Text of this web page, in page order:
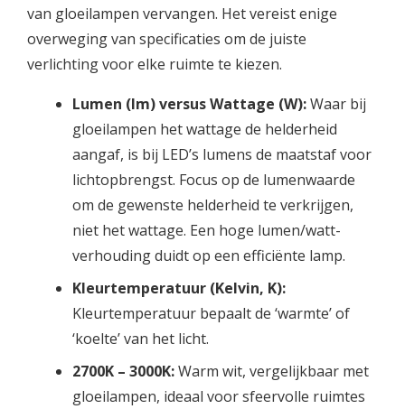
van gloeilampen vervangen. Het vereist enige
overweging van specificaties om de juiste
verlichting voor elke ruimte te kiezen.
Lumen (lm) versus Wattage (W):Waar bij
gloeilampen het wattage de helderheid
aangaf, is bij LED’s lumens de maatstaf voor
lichtopbrengst. Focus op de lumenwaarde
om de gewenste helderheid te verkrijgen,
niet het wattage. Een hoge lumen/watt-
verhouding duidt op een efficiënte lamp.
Kleurtemperatuur (Kelvin, K):
Kleurtemperatuur bepaalt de ‘warmte’ of
‘koelte’ van het licht.
2700K – 3000K:Warm wit, vergelijkbaar met
gloeilampen, ideaal voor sfeervolle ruimtes